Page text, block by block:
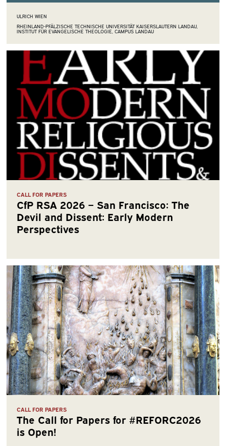
ULRICH WIEN
RHEINLAND-PFÄLZISCHE TECHNISCHE UNIVERSITÄT KAISERSLAUTERN LANDAU,
INSTITUT FÜR EVANGELISCHE THEOLOGIE, CAMPUS LANDAU
CALL FOR PAPERS
CfP RSA 2026 – San Francisco: The
Devil and Dissent: Early Modern
Perspectives
CALL FOR PAPERS
The Call for Papers for #REFORC2026
is Open!